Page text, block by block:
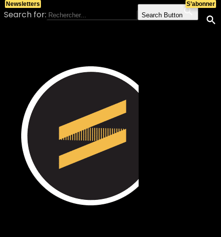
Search for: Search Button
S’abonner
Newsletters